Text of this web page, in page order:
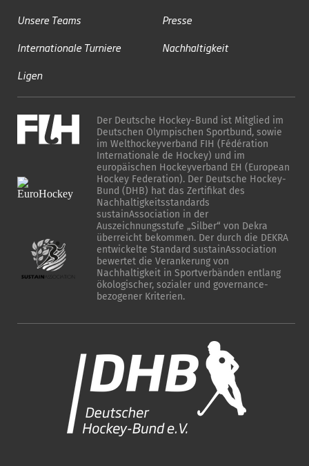
Unsere Teams
Internationale Turniere
Ligen
Presse
Nachhaltigkeit
Der Deutsche Hockey-Bund ist Mitglied im
Deutschen Olympischen Sportbund, sowie
im Welthockeyverband FIH (Fédération
Internationale de Hockey) und im
europäischen Hockeyverband EH (European
Hockey Federation). Der Deutsche Hockey-
Bund (DHB) hat das Zertifikat des
Nachhaltigkeitsstandards
sustainAssociation in der
Auszeichnungsstufe „Silber“ von Dekra
überreicht bekommen. Der durch die DEKRA
entwickelte Standard sustainAssociation
bewertet die Verankerung von
Nachhaltigkeit in Sportverbänden entlang
ökologischer, sozialer und governance-
bezogener Kriterien.